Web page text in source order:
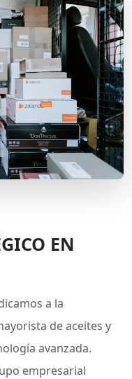
EN
a la
de aceites y
avanzada.
empresarial